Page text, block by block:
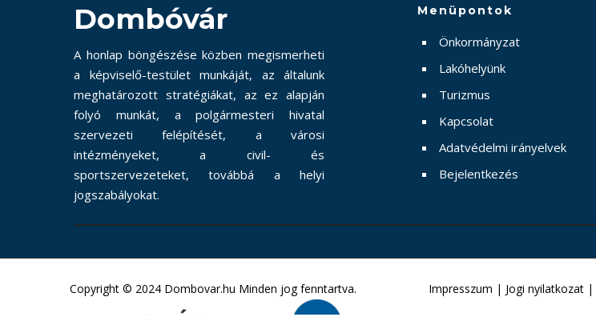
Dombóvár
A honlap böngészése közben megismerheti
a képviselő-testület munkáját, az általunk
meghatározott stratégiákat, az ez alapján
folyó munkát, a polgármesteri hivatal
szervezeti felépítését, a városi
intézményeket, a civil- és
sportszervezeteket, továbbá a helyi
jogszabályokat.
Menüpontok
Önkormányzat
Lakóhelyünk
Turizmus
Kapcsolat
Adatvédelmi irányelvek
Bejelentkezés
Copyright © 2024 Dombovar.hu Minden jog fenntartva. Impresszum | Jogi nyilatkozat |